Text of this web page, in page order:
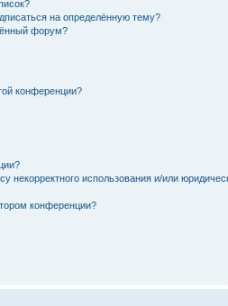
на определённую тему?
форум?
конференции?
некорректного использования и/или
конференции?